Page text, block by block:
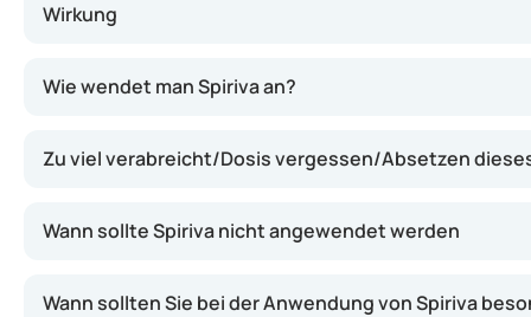
Wirkung
Wie wendet man Spiriva an?
Zu viel verabreicht/Dosis vergessen/Absetzen
Wann sollte Spiriva nicht angewendet werden
Wann sollten Sie bei der Anwendung von Spiriva